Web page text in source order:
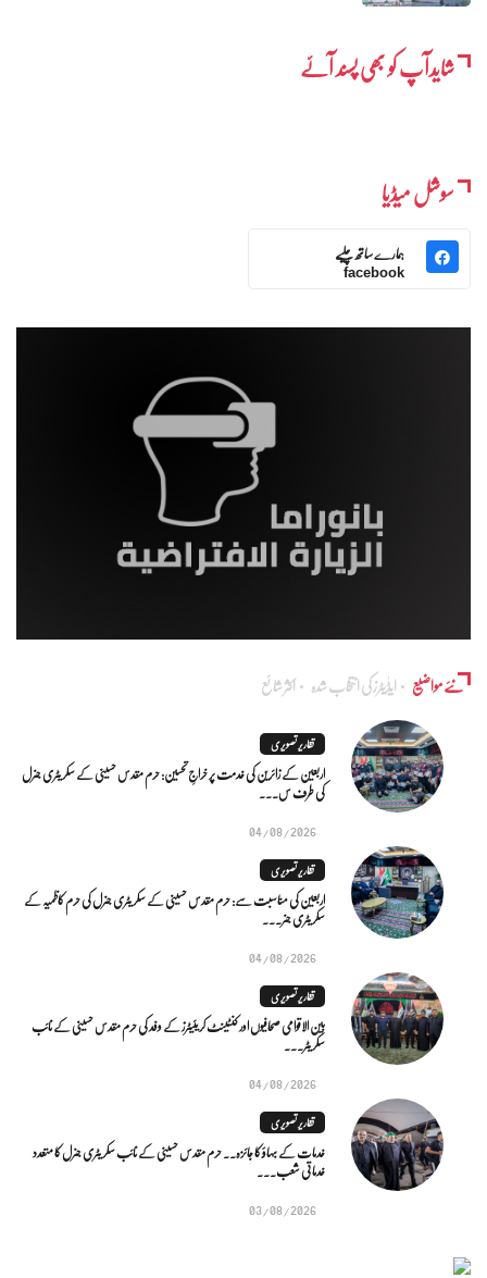
شایدآپ کو بھی پسند آئے
سوشل میڈیا
ہمارے ساتھ چلیے
facebook
نئے مواضیع ایڈٰیٹرز کی انتخاب شدہ اکثر شائع
تقاریر تصویری
اربعین کے زائرین کی خدمت پر خراجِ تحسین: حرم مقدس حسینی کے سکریٹری جنرل
کی طرف س...
04/08/2026
تقاریر تصویری
اربعین کی مناسبت سے: حرم مقدس حسینی کے سکریٹری جنرل کی حرم کاظمیہ کے
سکریٹری جنر...
04/08/2026
تقاریر تصویری
بین الاقوامی صحافیوں اور کنٹینٹ کریئیٹرز کے وفد کی حرم مقدس حسینی کے نائب
سکریٹر...
04/08/2026
تقاریر تصویری
خدمات کے بہاؤ کا جائزہ.. حرم مقدس حسینی کے نائب سکریٹری جنرل کا متعدد
خدماتی شعب...
03/08/2026